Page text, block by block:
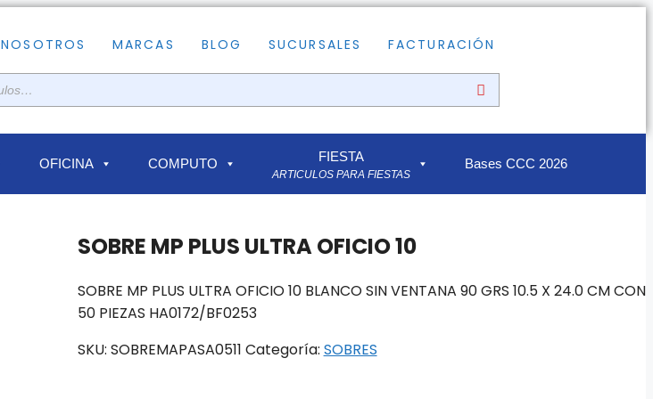
NOSOTROS MARCAS BLOG SUCURSALES FACTURACIÓN
OFICINA COMPUTO FIESTA
ARTICULOS PARA FIESTAS
Bases CCC 2026
SOBRE MP PLUS ULTRA OFICIO 10
SOBRE MP PLUS ULTRA OFICIO 10 BLANCO SIN VENTANA 90 GRS 10.5 X 24.0 CM CON
50 PIEZAS HA0172/BF0253
SKU: SOBREMAPASA0511 Categoría: SOBRES